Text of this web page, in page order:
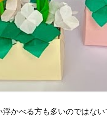
かべる方も多いのではない